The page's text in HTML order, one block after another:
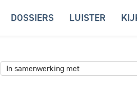
DOSSIERS LUISTER
In samenwerking met